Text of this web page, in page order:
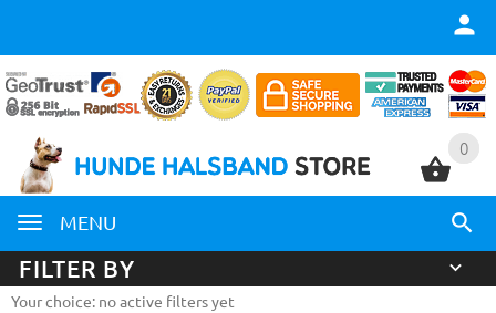
0
MENU
0
FILTER BY
Your choice: no active filters yet